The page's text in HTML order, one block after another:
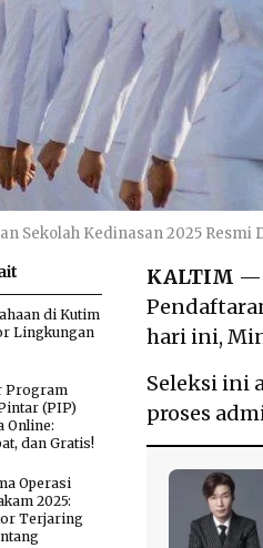
Sekolah Kedinasan 2025 Resmi
KALTIM —
hari ini,
Seleksi ini
proses
di Kutim
Lingkungan
Program
(PIP)
Online:
dan Gratis!
Operasi
2025:
Terjaring